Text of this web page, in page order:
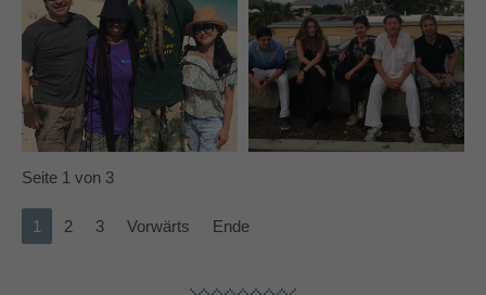
Seite 1 von 3
1 2 3 Vorwärts Ende